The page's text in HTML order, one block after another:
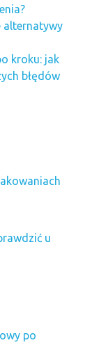
alternatywy
kroku: jak
błędów
u
po